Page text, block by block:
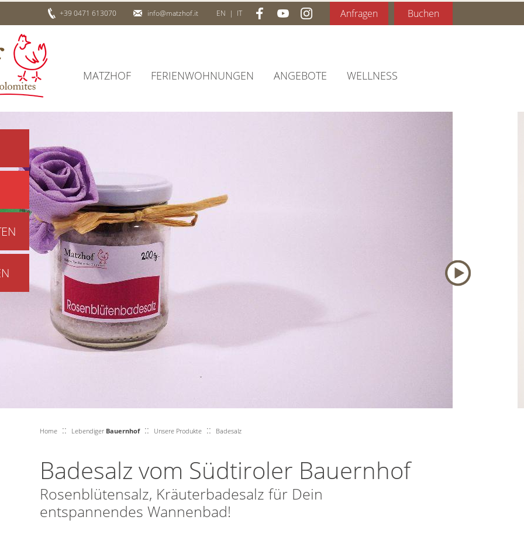
+39 0471 613070 info@matzhof.it EN | IT Anfragen Buchen
MATZHOF FERIENWOHNUNGEN ANGEBOTE WELLNESS
Home:: Lebendiger Bauernhof:: Unsere Produkte:: Badesalz
Badesalz vom Südtiroler Bauernhof
Rosenblütensalz, Kräuterbadesalz für Dein
entspannendes Wannenbad!